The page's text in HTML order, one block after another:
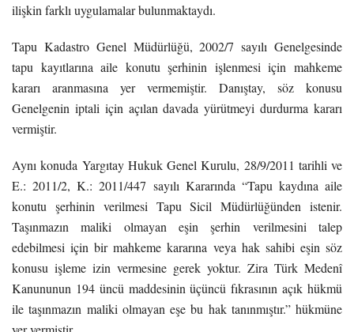
ilişkin farklı uygulamalar bulunmaktaydı.
Tapu Kadastro Genel Müdürlüğü, 2002/7 sayılı Genelgesinde
tapu kayıtlarına aile konutu şerhinin işlenmesi için mahkeme
kararı aranmasına yer vermemiştir. Danıştay, söz konusu
Genelgenin iptali için açılan davada yürütmeyi durdurma kararı
vermiştir.
Aynı konuda Yargıtay Hukuk Genel Kurulu, 28/9/2011 tarihli ve
E.: 2011/2, K.: 2011/447 sayılı Kararında “Tapu kaydına aile
konutu şerhinin verilmesi Tapu Sicil Müdürlüğünden istenir.
Taşınmazın maliki olmayan eşin şerhin verilmesini talep
edebilmesi için bir mahkeme kararına veya hak sahibi eşin söz
konusu işleme izin vermesine gerek yoktur. Zira Türk Medenî
Kanununun 194 üncü maddesinin üçüncü fıkrasının açık hükmü
ile taşınmazın maliki olmayan eşe bu hak tanınmıştır.” hükmüne